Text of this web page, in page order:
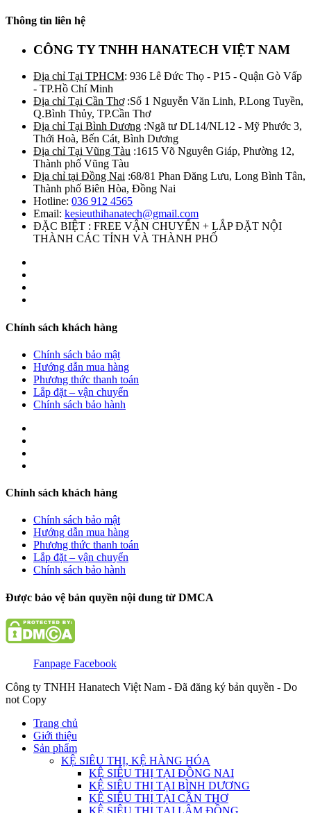
Thông tin liên hệ
CÔNG TY TNHH HANATECH VIỆT NAM
Địa chỉ Tại TPHCM: 936 Lê Đức Thọ - P15 - Quận Gò Vấp
- TP.Hồ Chí Minh
Địa chỉ Tại Cần Thơ:Số 1 Nguyễn Văn Linh, P.Long Tuyền,
Q.Bình Thủy, TP.Cần Thơ
Địa chỉ Tại Bình Dương :Ngã tư DL14/NL12 - Mỹ Phước 3,
Thới Hoà, Bến Cát, Bình Dương
Địa chỉ Tại Vũng Tàu :1615 Võ Nguyên Giáp, Phường 12,
Thành phố Vũng Tàu
Địa chỉ tại Đồng Nai :68/81 Phan Đăng Lưu, Long Bình Tân,
Thành phố Biên Hòa, Đồng Nai
Hotline: 036 912 4565
Email: kesieuthihanatech@gmail.com
ĐẶC BIỆT : FREE VẬN CHUYỂN + LẮP ĐẶT NỘI
THÀNH CÁC TỈNH VÀ THÀNH PHỐ
Chính sách khách hàng
Chính sách bảo mật
Hướng dẫn mua hàng
Phương thức thanh toán
Lắp đặt – vận chuyển
Chính sách bảo hành
Chính sách khách hàng
Chính sách bảo mật
Hướng dẫn mua hàng
Phương thức thanh toán
Lắp đặt – vận chuyển
Chính sách bảo hành
Được bảo vệ bản quyền nội dung từ DMCA
Fanpage Facebook
Công ty TNHH Hanatech Việt Nam - Đã đăng ký bản quyền - Do
not Copy
Trang chủ
Giới thiệu
Sản phẩm
KỆ SIÊU THỊ, KỆ HÀNG HÓA
KỆ SIÊU THỊ TẠI ĐỒNG NAI
KỆ SIÊU THỊ TẠI BÌNH DƯƠNG
KỆ SIÊU THỊ TẠI CẦN THƠ
KỆ SIÊU THỊ TẠI LÂM ĐỒNG